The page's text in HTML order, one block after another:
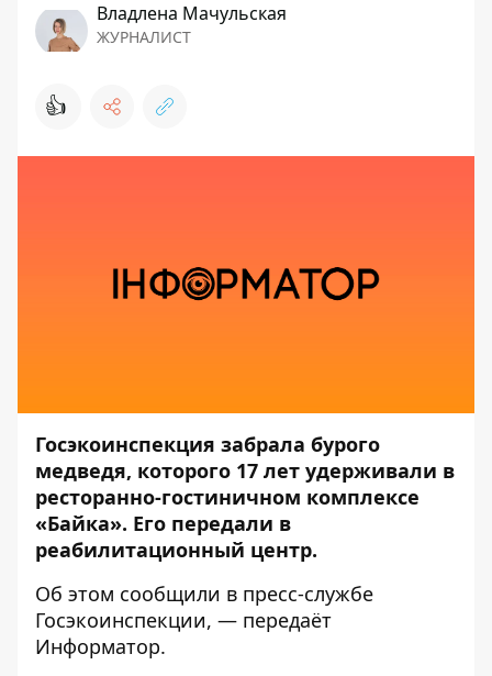
Владлена Мачульская
ЖУРНАЛИСТ
👍
Госэкоинспекция забрала бурого
медведя, которого 17 лет удерживали в
ресторанно-гостиничном комплексе
«Байка». Его передали в
реабилитационный центр.
Об этом сообщили в пресс-службе
Госэкоинспекции, — передаёт
Информатор.